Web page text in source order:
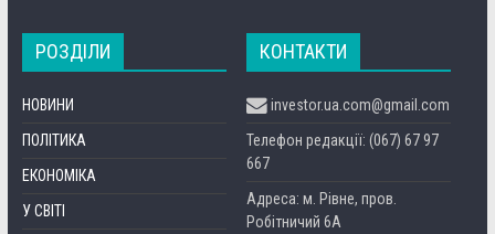
РОЗДІЛИ
НОВИНИ
ПОЛІТИКА
ЕКОНОМІКА
У СВІТІ
КОНТАКТИ
investor.ua.com@gmail.com
Телефон редакції: (067) 67 97
667
Адреса: м. Рівне, пров.
Робітничий 6А